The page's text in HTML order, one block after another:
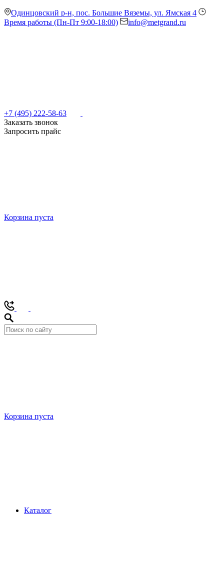
Одинцовский р-н, пос. Большие Вяземы, ул. Ямская 4
Время работы (Пн-Пт 9:00-18:00)
info@metgrand.ru
+7 (495) 222-58-63
Заказать звонок
Запросить прайс
Корзина пуста
Корзина пуста
Каталог